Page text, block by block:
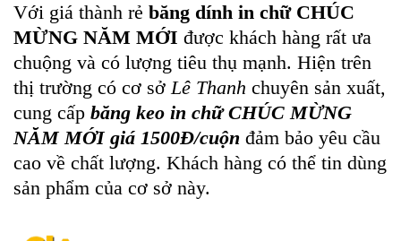
Với giá thành rẻ băng dính in chữ CHÚC
MỪNG NĂM MỚI được khách hàng rất ưa
chuộng và có lượng tiêu thụ mạnh. Hiện trên
thị trường có cơ sởLê Thanh chuyên sản xuất,
cung cấp băng keo in chữ CHÚC MỪNG
NĂM MỚI giá 1500Đ/cuộn đảm bảo yêu cầu
cao về chất lượng. Khách hàng có thể tin dùng
sản phẩm của cơ sở này.